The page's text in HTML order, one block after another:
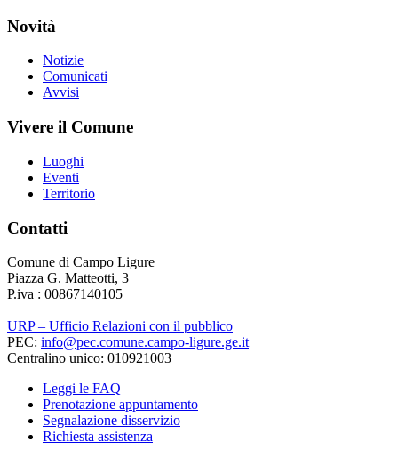
Novità
Notizie
Comunicati
Avvisi
Vivere il Comune
Luoghi
Eventi
Territorio
Contatti
Comune di Campo Ligure
Piazza G. Matteotti, 3
P.iva : 00867140105
URP – Ufficio Relazioni con il pubblico
PEC: info@pec.comune.campo-ligure.ge.it
Centralino unico: 010921003
Leggi le FAQ
Prenotazione appuntamento
Segnalazione disservizio
Richiesta assistenza